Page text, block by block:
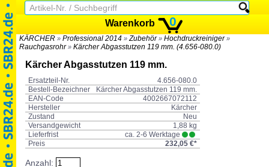
Warenkorb 0
KÄRCHER » Professional 2014 » Zubehör» Hochdruckreiniger»
Rauchgasrohr» Kärcher Abgasstutzen 119 mm. (4.656-080.0)
Kärcher Abgasstutzen 119 mm.
Ersatzteil-Nr.
4.656-080.0
Bestell-Bezeichner
Kärcher Abgasstutzen 119 mm.
EAN-Code
4002667072112
Hersteller
Kärcher
Zustand
Neu
Versandgewicht
1,88 kg
Lieferfrist
ca. 2-6 Werktage
Preis
232,05 €*
Anzahl: